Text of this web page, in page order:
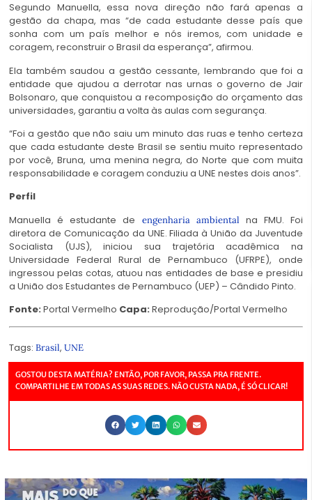
Segundo Manuella, essa nova direção não fará apenas a
gestão da chapa, mas “de cada estudante desse país que
sonha com um país melhor e nós iremos, com unidade e
coragem, reconstruir o Brasil da esperança”, afirmou.
Ela também saudou a gestão cessante, lembrando que foi a
entidade que ajudou a derrotar nas urnas o governo de Jair
Bolsonaro, que conquistou a recomposição do orçamento das
universidades, garantiu a volta às aulas com segurança.
“Foi a gestão que não saiu um minuto das ruas e tenho certeza
que cada estudante deste Brasil se sentiu muito representado
por você, Bruna, uma menina negra, do Norte que com muita
responsabilidade e coragem conduziu a UNE nestes dois anos”.
Perfil
Manuella é estudante de engenharia ambiental na FMU. Foi
diretora de Comunicação da UNE. Filiada à União da Juventude
Socialista (UJS), iniciou sua trajetória acadêmica na
Universidade Federal Rural de Pernambuco (UFRPE), onde
ingressou pelas cotas, atuou nas entidades de base e presidiu
a União dos Estudantes de Pernambuco (UEP) – Cândido Pinto.
Fonte: Portal Vermelho Capa: Reprodução/Portal Vermelho
Tags: Brasil, UNE
GOSTOU DESTA MATÉRIA? ENTÃO, POR FAVOR, PASSA PRA FRENTE.
COMPARTILHE EM TODAS AS SUAS REDES. NÃO CUSTA NADA, É SÓ CLICAR!